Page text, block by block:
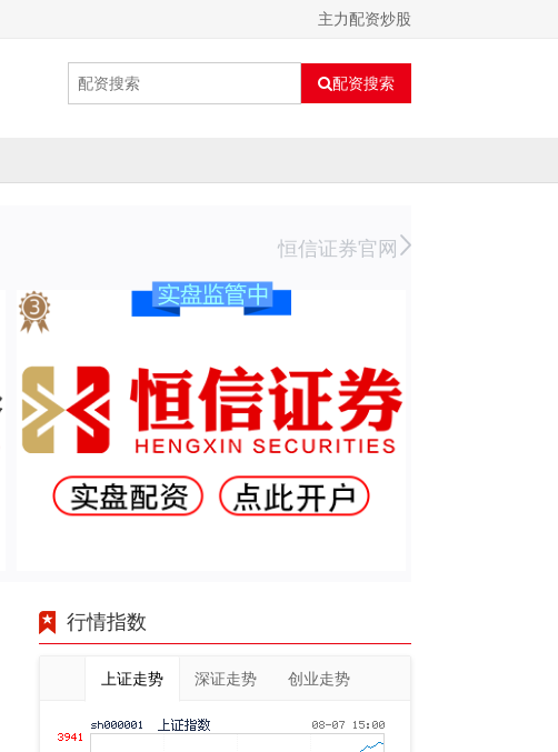
主力配资炒股
配资搜索
恒信证券官网
行情指数
上证走势 深证走势 创业走势